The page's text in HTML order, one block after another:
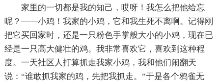
家里的一切都是我的知己，哎呀！我怎么把他给忘
呢？——小鸡！我家的小鸡，它和我生死不离啊。记得刚
把它买回家时，还是一只粉色手掌般大小的小鸡，现在已
经是一只高大健壮的鸡。我非常喜欢它，喜欢到这种程
度。一天社区人打算抓走我家小鸡，我和他们闹翻天
说：“谁敢抓我家的鸡，先把我抓走。”于是各个鸦雀无